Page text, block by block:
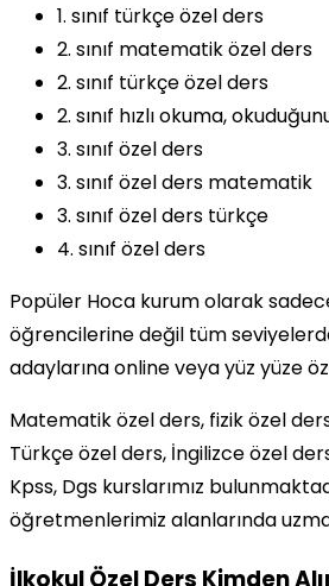
1. sınıf türkçe özel ders
2. sınıf matematik özel ders
2. sınıf türkçe özel ders
2. sınıf hızlı okuma,
3. sınıf özel ders
3. sınıf özel ders matematik
3. sınıf özel ders türkçe
4. sınıf özel ders
Popüler Hoca kurum olarak
öğrencilerine değil tüm
adaylarına online veya yüz yüze
Matematik özel ders, fizik özel
Türkçe özel ders, İngilizce özel
Kpss, Dgs kurslarımız
öğretmenlerimiz alanlarında
İlkokul Özel Ders Kimden